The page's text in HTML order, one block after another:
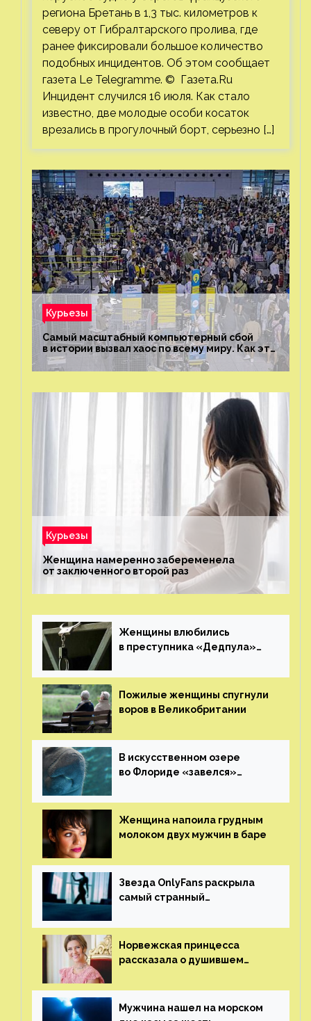
региона Бретань в 1,3 тыс. километров к
северу от Гибралтарского пролива, где
ранее фиксировали большое количество
подобных инцидентов. Об этом сообщает
газета Le Telegramme. © Газета.Ru
Инцидент случился 16 июля. Как стало
известно, две молодые особи косаток
врезались в прогулочный борт, серьезно […]
Курьезы
Самый масштабный компьютерный сбой
в истории вызвал хаос по всему миру. Как это
было?
Курьезы
Женщина намеренно забеременела
от заключенного второй раз
Женщины влюбились
в преступника «Дедпула»
ему жизнь
Пожилые женщины спугнули
воров в Великобритании
В искусственном озере
во Флориде «завелся»
Женщина напоила грудным
молоком двух мужчин в баре
Звезда OnlyFans раскрыла
самый странный
от фаната
Норвежская принцесса
рассказала о душившем
генерала
Мужчина нашел на морском